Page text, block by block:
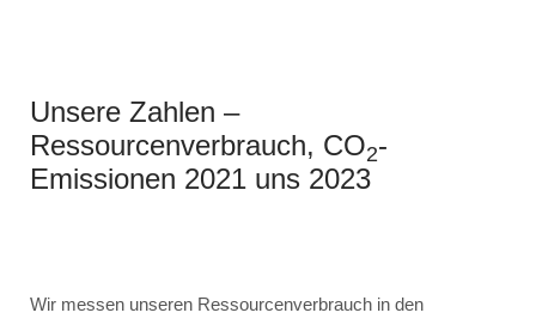
Unsere Zahlen –
Ressourcenverbrauch, CO2-
Emissionen 2021 uns 2023
Wir messen unseren Ressourcenverbrauch in den